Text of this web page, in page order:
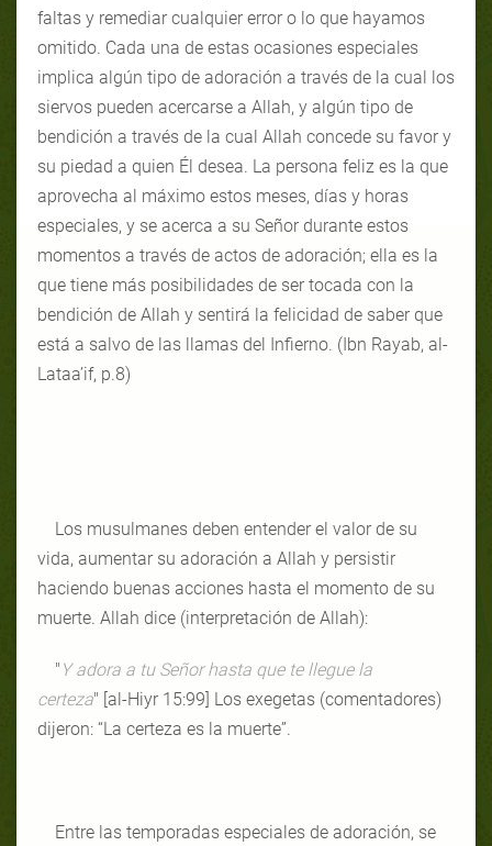
faltas y remediar cualquier error o lo que hayamos
omitido. Cada una de estas ocasiones especiales
implica algún tipo de adoración a través de la cual los
siervos pueden acercarse a Allah, y algún tipo de
bendición a través de la cual Allah concede su favor y
su piedad a quien Él desea. La persona feliz es la que
aprovecha al máximo estos meses, días y horas
especiales, y se acerca a su Señor durante estos
momentos a través de actos de adoración; ella es la
que tiene más posibilidades de ser tocada con la
bendición de Allah y sentirá la felicidad de saber que
está a salvo de las llamas del Infierno. (Ibn Rayab, al-
Lataa’if, p.8)
Los musulmanes deben entender el valor de su
vida, aumentar su adoración a Allah y persistir
haciendo buenas acciones hasta el momento de su
muerte. Allah dice (interpretación de Allah):
" Y adora a tu Señor hasta que te llegue la
certeza" [al-Hiyr 15:99] Los exegetas (comentadores)
dijeron: “La certeza es la muerte”.
Entre las temporadas especiales de adoración, se